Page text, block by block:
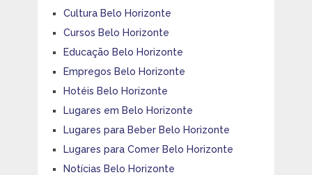
Cultura Belo Horizonte
Cursos Belo Horizonte
Educação Belo Horizonte
Empregos Belo Horizonte
Hotéis Belo Horizonte
Lugares em Belo Horizonte
Lugares para Beber Belo Horizonte
Lugares para Comer Belo Horizonte
Notícias Belo Horizonte